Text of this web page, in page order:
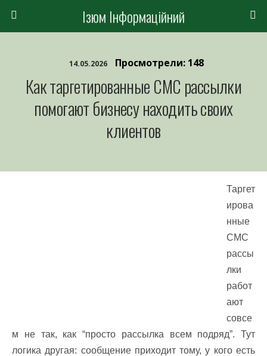
Ізюм Інформаційний
14.05.2026 Просмотрели: 148
Как таргетированные СМС рассылки
помогают бизнесу находить своих
клиентов
Таргет
ирова
нные
СМС
рассы
лки
работ
ают
совсе
м не так, как “просто рассылка всем подряд”. Тут
логика другая: сообщение приходит тому, у кого есть